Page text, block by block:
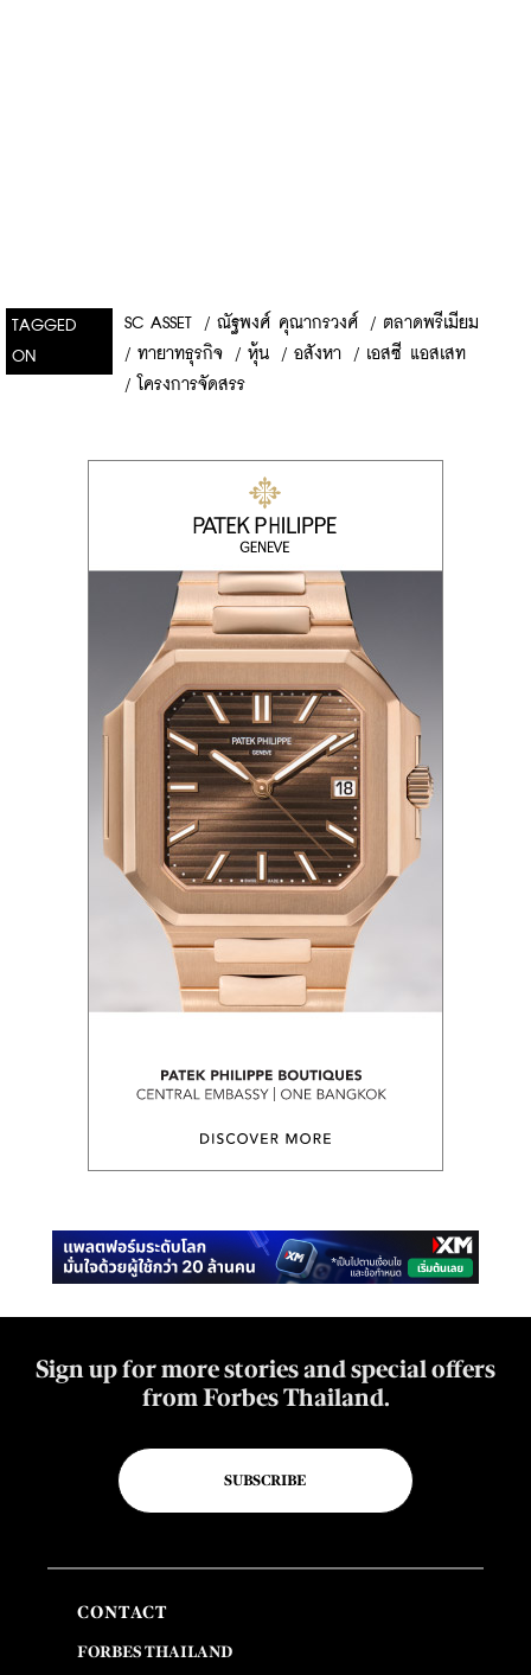
TAGGED
ON
SC ASSET / ณัฐพงศ์ คุณากรวงศ์ / ตลาดพรีเมียม
/ ทายาทธุรกิจ / หุ้น / อสังหา / เอสซี แอสเสท
/ โครงการจัดสรร
Sign up for more stories and special offers
from Forbes Thailand.
SUBSCRIBE
CONTACT
FORBES THAILAND